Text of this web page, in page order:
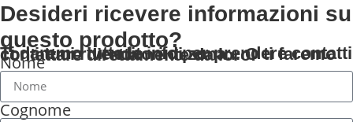
Desideri ricevere informazioni su
questo prodotto?
Ti daremo tutte le info per prendere contatti con i tuoi rivenditori di zona... O ti faremo contattare direttamente da loro!
Nome
Cognome